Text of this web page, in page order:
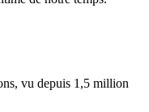
vu depuis 1,5 million